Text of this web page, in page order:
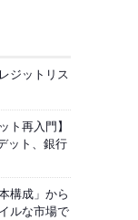
ジットリス
ト再入門】
ット、銀行
構成」から
ルな市場で